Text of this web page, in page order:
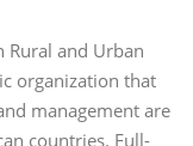
Rural and Urban
organization that
management are
countries. Full-